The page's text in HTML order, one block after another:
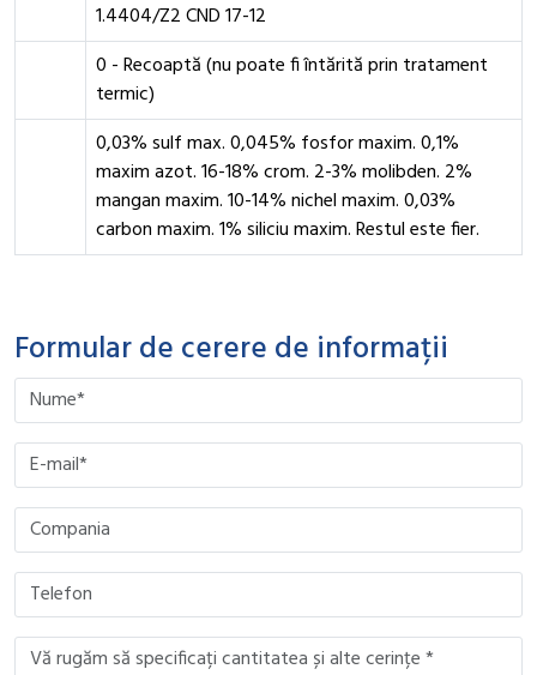
1.4404/Z2 CND 17-12
0 - Recoaptă (nu poate fi întărită prin tratament
termic)
0,03% sulf max. 0,045% fosfor maxim. 0,1%
maxim azot. 16-18% crom. 2-3% molibden. 2%
mangan maxim. 10-14% nichel maxim. 0,03%
carbon maxim. 1% siliciu maxim. Restul este fier.
Formular de cerere de informații
Please leave this field empty.
Please leave this field empty.
Please leave this field empty.
Please leave this field empty.